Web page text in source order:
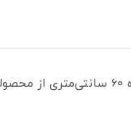
میز خاطره گلدانی صفحه